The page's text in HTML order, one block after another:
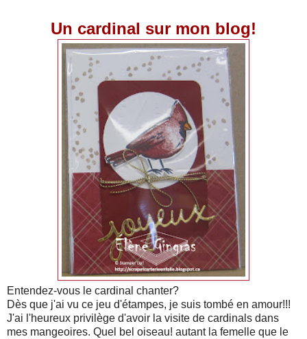
Un cardinal sur mon blog!
Entendez-vous le cardinal chanter?
Dès que j'ai vu ce jeu d'étampes, je suis tombé en amour!!!
J'ai l'heureux privilège d'avoir la visite de cardinals dans
mes mangeoires. Quel bel oiseau! autant la femelle que le